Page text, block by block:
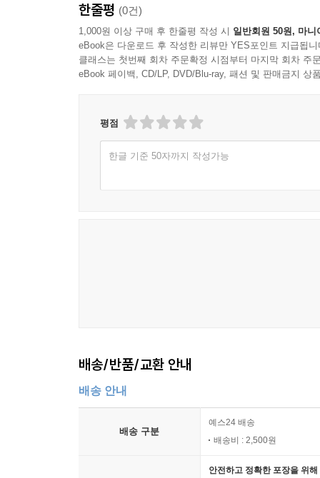
믿음은 성장하지 않으면 퇴보하기 마련이다. 사
보내셔서 서로 사랑하고 거룩한 은혜를 만끽하며 영
광을 돌리게 하셨다.
사랑은 전염된다. 어느 날인가는 나이가 지긋한
우리는 하나님의 피조물들이므로 거룩한 사랑
하지만 저마다 제 몫이 있음을 기억해야 한다. 받
한줄평 (0건)
1,000원 이상 구매 후 한줄평 작성 시 일반회원 50원, 마니
eBook은 다운로드 후 작성한 리뷰만 YES포인트 지급됩니
클래스는 첫번째 회차 주문확정 시점부터 마지막 회차 주
eBook 페이백, CD/LP, DVD/Blu-ray, 패션 및 판매금지 상
평점
한글 기준 50자까지 작성가능
배송/반품/교환 안내
배송 안내
배송 구분
예스24 배송
배송비 : 2,500원
안전하고 정확한 포장을 위